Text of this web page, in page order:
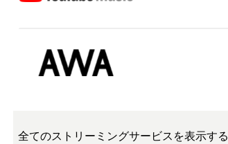
全てのストリーミングサービスを表示する